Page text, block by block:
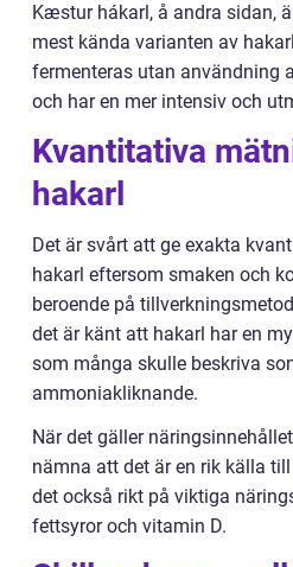
Kæstur hákarl, å andra sidan,
mest kända varianten av
fermenteras utan användning
och har en mer intensiv och
Kvantitativa
hakarl
Det är svårt att ge exakta
hakarl eftersom smaken och
beroende på
det är känt att hakarl har en
som många skulle beskriva
ammoniakliknande.
När det gäller
nämna att det är en rik källa
det också rikt på viktiga
fettsyror och vitamin D.